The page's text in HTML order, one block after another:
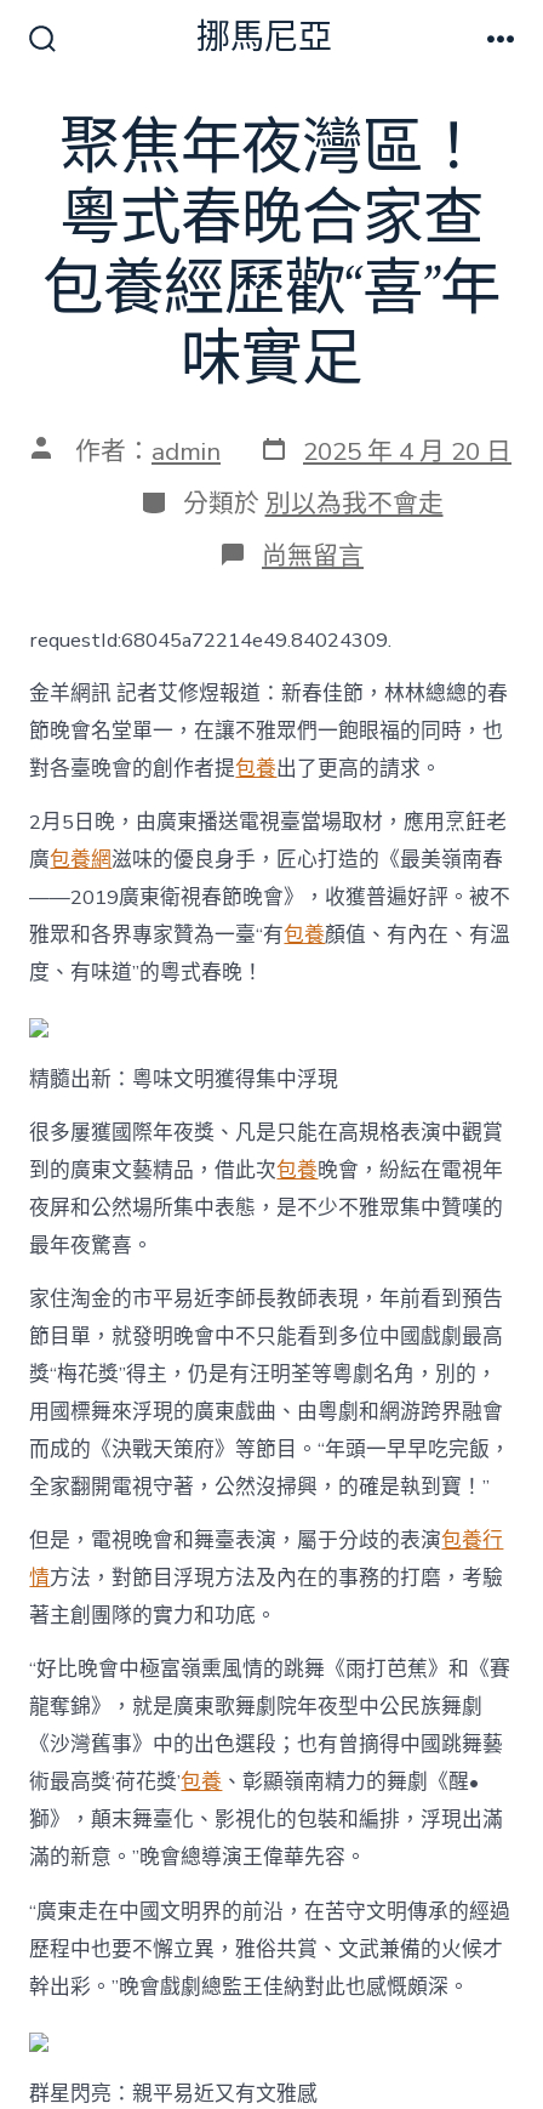
切
換
開
挪馬尼亞
聚焦年夜灣區！
粵式春晚合家查
包養經歷歡“喜”年
味實足
文 作者： admin 發
表
日
期
2025 年 4 月 20 日
分
類
分類於 別以為我不會走
在
〈聚
年
夜
灣
區！
粵
式
春
合
家
查
包
養
經
味
實
足〉
中
尚無留言
requestId:68045a72214e49.84024309.
金羊網訊 記者艾修煜報道：新春佳節，林林總總的春
節晚會名堂單一，在讓不雅眾們一飽眼福的同時，也
對各臺晚會的創作者提包養出了更高的請求。
2月5日晚，由廣東播送電視臺當場取材，應用烹飪老
廣包養網滋味的優良身手，匠心打造的《最美嶺南春
——2019廣東衛視春節晚會》，收獲普遍好評。被不
雅眾和各界專家贊為一臺“有包養顏值、有內在、有溫
度、有味道”的粵式春晚！
精髓出新：粵味文明獲得集中浮現
很多屢獲國際年夜獎、凡是只能在高規格表演中觀賞
到的廣東文藝精品，借此次包養晚會，紛紜在電視年
夜屏和公然場所集中表態，是不少不雅眾集中贊嘆的
最年夜驚喜。
家住淘金的市平易近李師長教師表現，年前看到預告
節目單，就發明晚會中不只能看到多位中國戲劇最高
獎“梅花獎”得主，仍是有汪明荃等粵劇名角，別的，
用國標舞來浮現的廣東戲曲、由粵劇和網游跨界融會
而成的《決戰天策府》等節目。“年頭一早早吃完飯，
全家翻開電視守著，公然沒掃興，的確是執到寶！”
但是，電視晚會和舞臺表演，屬于分歧的表演包養行
情方法，對節目浮現方法及內在的事務的打磨，考驗
著主創團隊的實力和功底。
“好比晚會中極富嶺熏風情的跳舞《雨打芭蕉》和《賽
龍奪錦》，就是廣東歌舞劇院年夜型中公民族舞劇
《沙灣舊事》中的出色選段；也有曾摘得中國跳舞藝
術最高獎‘荷花獎’包養 、彰顯嶺南精力的舞劇《醒•
獅》，顛末舞臺化、影視化的包裝和編排，浮現出滿
滿的新意。”晚會總導演王偉華先容。
“廣東走在中國文明界的前沿，在苦守文明傳承的經過
歷程中也要不懈立異，雅俗共賞、文武兼備的火候才
幹出彩。”晚會戲劇總監王佳納對此也感慨頗深。
群星閃亮：親平易近又有文雅感